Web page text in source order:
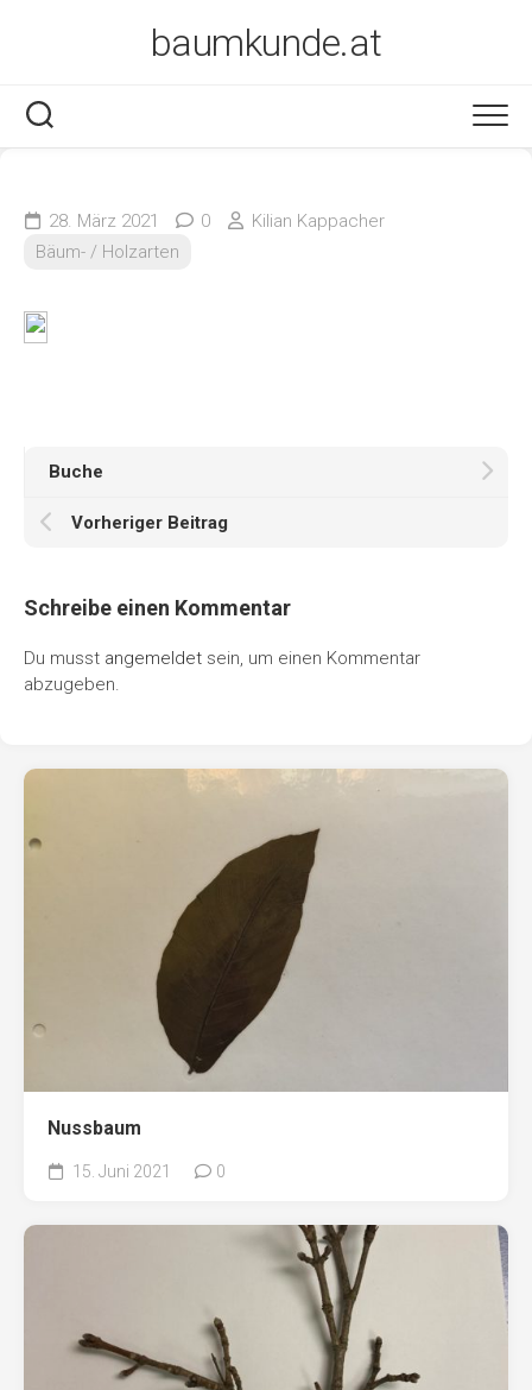
baumkunde.at
28. März 2021 0
Kilian Kappacher
Bäum- / Holzarten
Buche
Vorheriger Beitrag
Schreibe einen Kommentar
Du musst angemeldet sein, um einen Kommentar
abzugeben.
Nussbaum
15. Juni 2021 0